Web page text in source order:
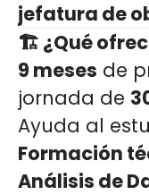
jefatura de
🏗️ ¿Qué
9 meses de
jornada de
Ayuda al
Formación
Análisis de